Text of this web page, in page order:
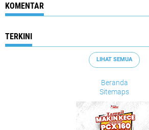
KOMENTAR
TERKINI
LIHAT SEMUA
Beranda
Sitemaps